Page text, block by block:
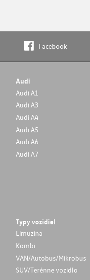
Facebook
Audi
Audi A1
Audi A3
Audi A4
Audi A5
Audi A6
Audi A7
Typy vozidiel
Limuzína
Kombi
VAN/Autobus/Mikrobus
SUV/Terénne vozidlo